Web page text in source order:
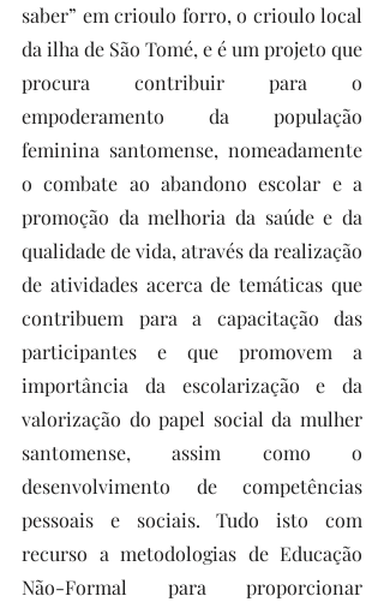
saber” em crioulo forro, o crioulo local
da ilha de São Tomé, e é um projeto que
procura contribuir para o
empoderamento da população
feminina santomense, nomeadamente
o combate ao abandono escolar e a
promoção da melhoria da saúde e da
qualidade de vida, através da realização
de atividades acerca de temáticas que
contribuem para a capacitação das
participantes e que promovem a
importância da escolarização e da
valorização do papel social da mulher
santomense, assim como o
desenvolvimento de competências
pessoais e sociais. Tudo isto com
recurso a metodologias de Educação
Não-Formal para proporcionar